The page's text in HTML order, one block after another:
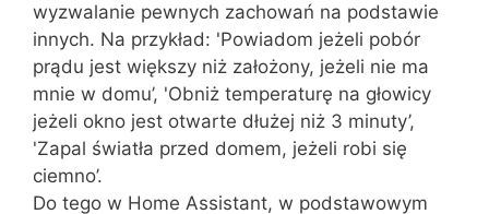
wyzwalanie pewnych zachowań na podstawie
innych. Na przykład: 'Powiadom jeżeli pobór
prądu jest większy niż założony, jeżeli nie ma
mnie w domu’, 'Obniż temperaturę na głowicy
jeżeli okno jest otwarte dłużej niż 3 minuty’,
'Zapal światła przed domem, jeżeli robi się
ciemno’.
Do tego w Home Assistant, w podstawowym